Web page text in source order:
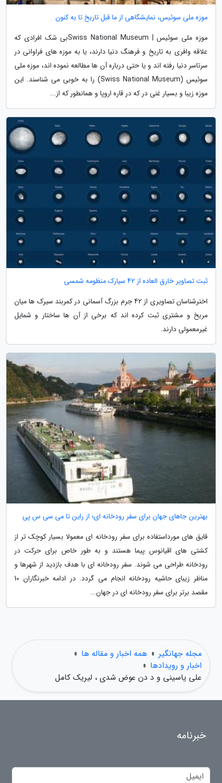
موزه ملی سوئیس، نمایشگاهی از ما قبل تاریخ تا به کنون
موزه ملی سوئیس | Swiss National Museumبی شک افرادی که
علاقه وافری به تاریخ و فرهنگ دنیا دارند، یا به موزه های فراوانی در
سرتاسر دنیا رفته اند و یا حتی درباره آن ها مطالعه نموده اند، موزه ملی
سوئیس (Swiss National Museum) را به خوبی می شناسند. این
موزه زیبا و بسیار غنی در که در قاره اروپا و همانطور که از...
ثبت تصاویر خارق العاده از 42 سیارک منظومه شمسی
اخترشناسان تصاویری از 42 جرم بزرگ آسمانی در کمربند سیرک ها میان
مریخ و مشتری ثبت کرده اند که برخی از آن ها ساختار و شمایل
غیرمعمولی دارند.
بهترین جاهای جهان برای سفر رودخانه ای؛ از راین تا می سی س پی
قایق های مورداستفاده برای سفر رودخانه ای معمولا بسیار کوچک تر از
کشتی های اقیانوس پیما هستند و به طور خاص برای حرکت در
رودخانه طراحی می شوند. سفر رودخانه ای با هدف بازدید از شهرها و
مناظر زیبای حاشیه رودخانه انجام می گردد. در ادامه خبرنگاران 10
مقصد برتر برای سفر رودخانه ای در جهان...
مجله جهانگیر » همه اخبار و مقاله ها »
اخبار و رویدادها »
علی یاسینی و د دن عوض شدی ، لیریک کامل
خبرنامه